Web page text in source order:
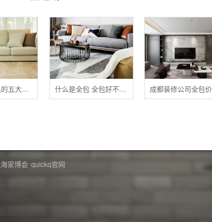
清洁布艺家具的五大禁忌 什么是全包 全包好不好 全包装修注意事项有哪些
海家博会 quickq官网